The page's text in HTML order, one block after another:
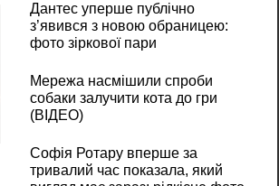
Дантес уперше публічно
з’явився з новою обраницею:
фото зіркової пари
Мережа насмішили спроби
собаки залучити кота до гри
(ВІДЕО)
Софія Ротару вперше за
тривалий час показала, який